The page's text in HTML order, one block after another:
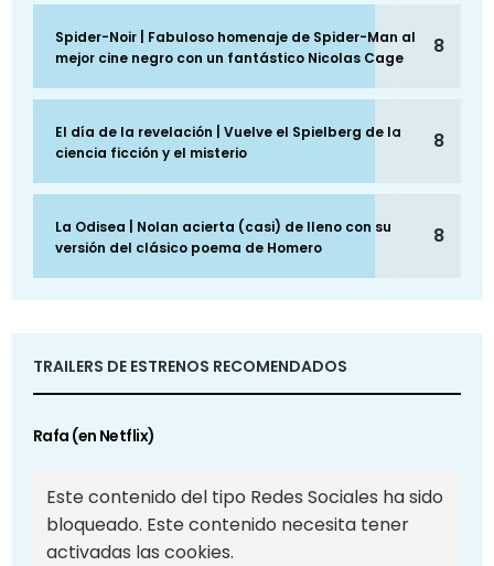
Spider-Noir | Fabuloso homenaje de Spider-Man al
mejor cine negro con un fantástico Nicolas Cage
8
El día de la revelación | Vuelve el Spielberg de la
ciencia ficción y el misterio
8
La Odisea | Nolan acierta (casi) de lleno con su
versión del clásico poema de Homero
8
TRAILERS DE ESTRENOS RECOMENDADOS
Rafa (en Netflix)
Este contenido del tipo Redes Sociales ha sido
bloqueado. Este contenido necesita tener
activadas las cookies.